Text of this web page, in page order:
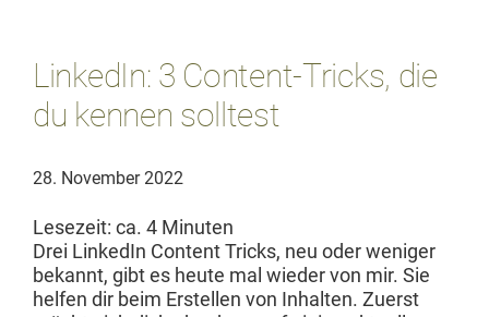
LinkedIn: 3 Content-Tricks, die
du kennen solltest
28. November 2022
Lesezeit: ca. 4 Minuten
Drei LinkedIn Con­tent Tricks, neu oder weniger
bekan­nt, gibt es heute mal wieder von mir. Sie
helfen dir beim Erstellen von Inhal­ten. Zuerst